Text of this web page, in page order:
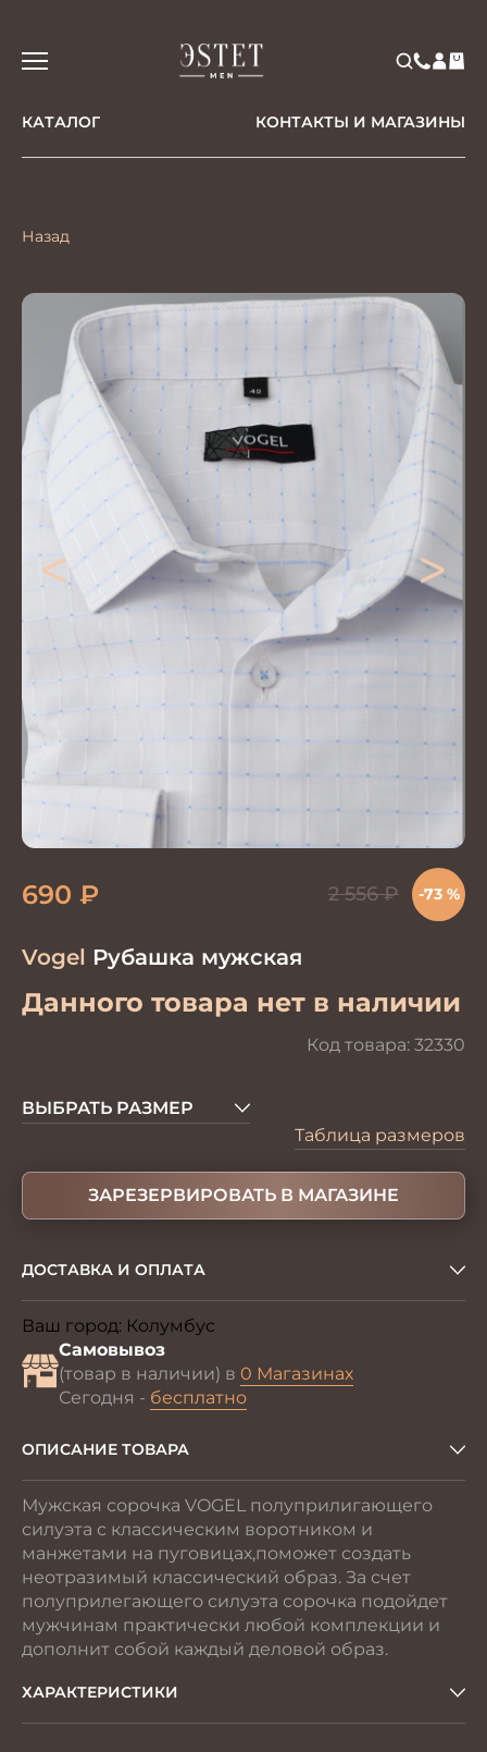
КАТАЛОГ КОНТАКТЫ И МАГАЗИНЫ
Назад
< >
Vogel Рубашка мужская
Данного товара нет в наличии
Код товара: 32330
690 ₽ 2 556₽ -73 %
ВЫБРАТЬ РАЗМЕР
Таблица размеров
ЗАРЕЗЕРВИРОВАТЬ В МАГАЗИНЕ
ДОСТАВКА И ОПЛАТА
Ваш город: Колумбус
Самовывоз
(товар в наличии) в 0 Магазинах
Сегодня - бесплатно
ОПИСАНИЕ ТОВАРА
Мужская сорочка VOGEL полуприлигающего
силуэта с классическим воротником и
манжетами на пуговицах,поможет создать
неотразимый классический образ. За счет
полуприлегающего силуэта сорочка подойдет
мужчинам практически любой комплекции и
дополнит собой каждый деловой образ.
ХАРАКТЕРИСТИКИ